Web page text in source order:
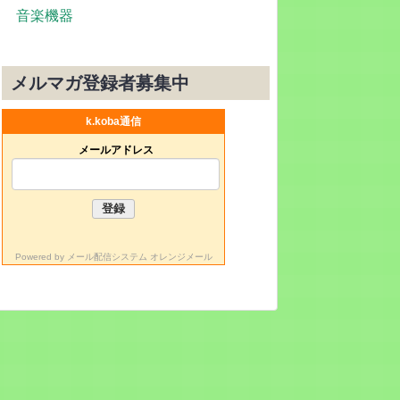
音楽機器
メルマガ登録者募集中
k.koba通信
メールアドレス
Powered by メール配信システム オレンジメール